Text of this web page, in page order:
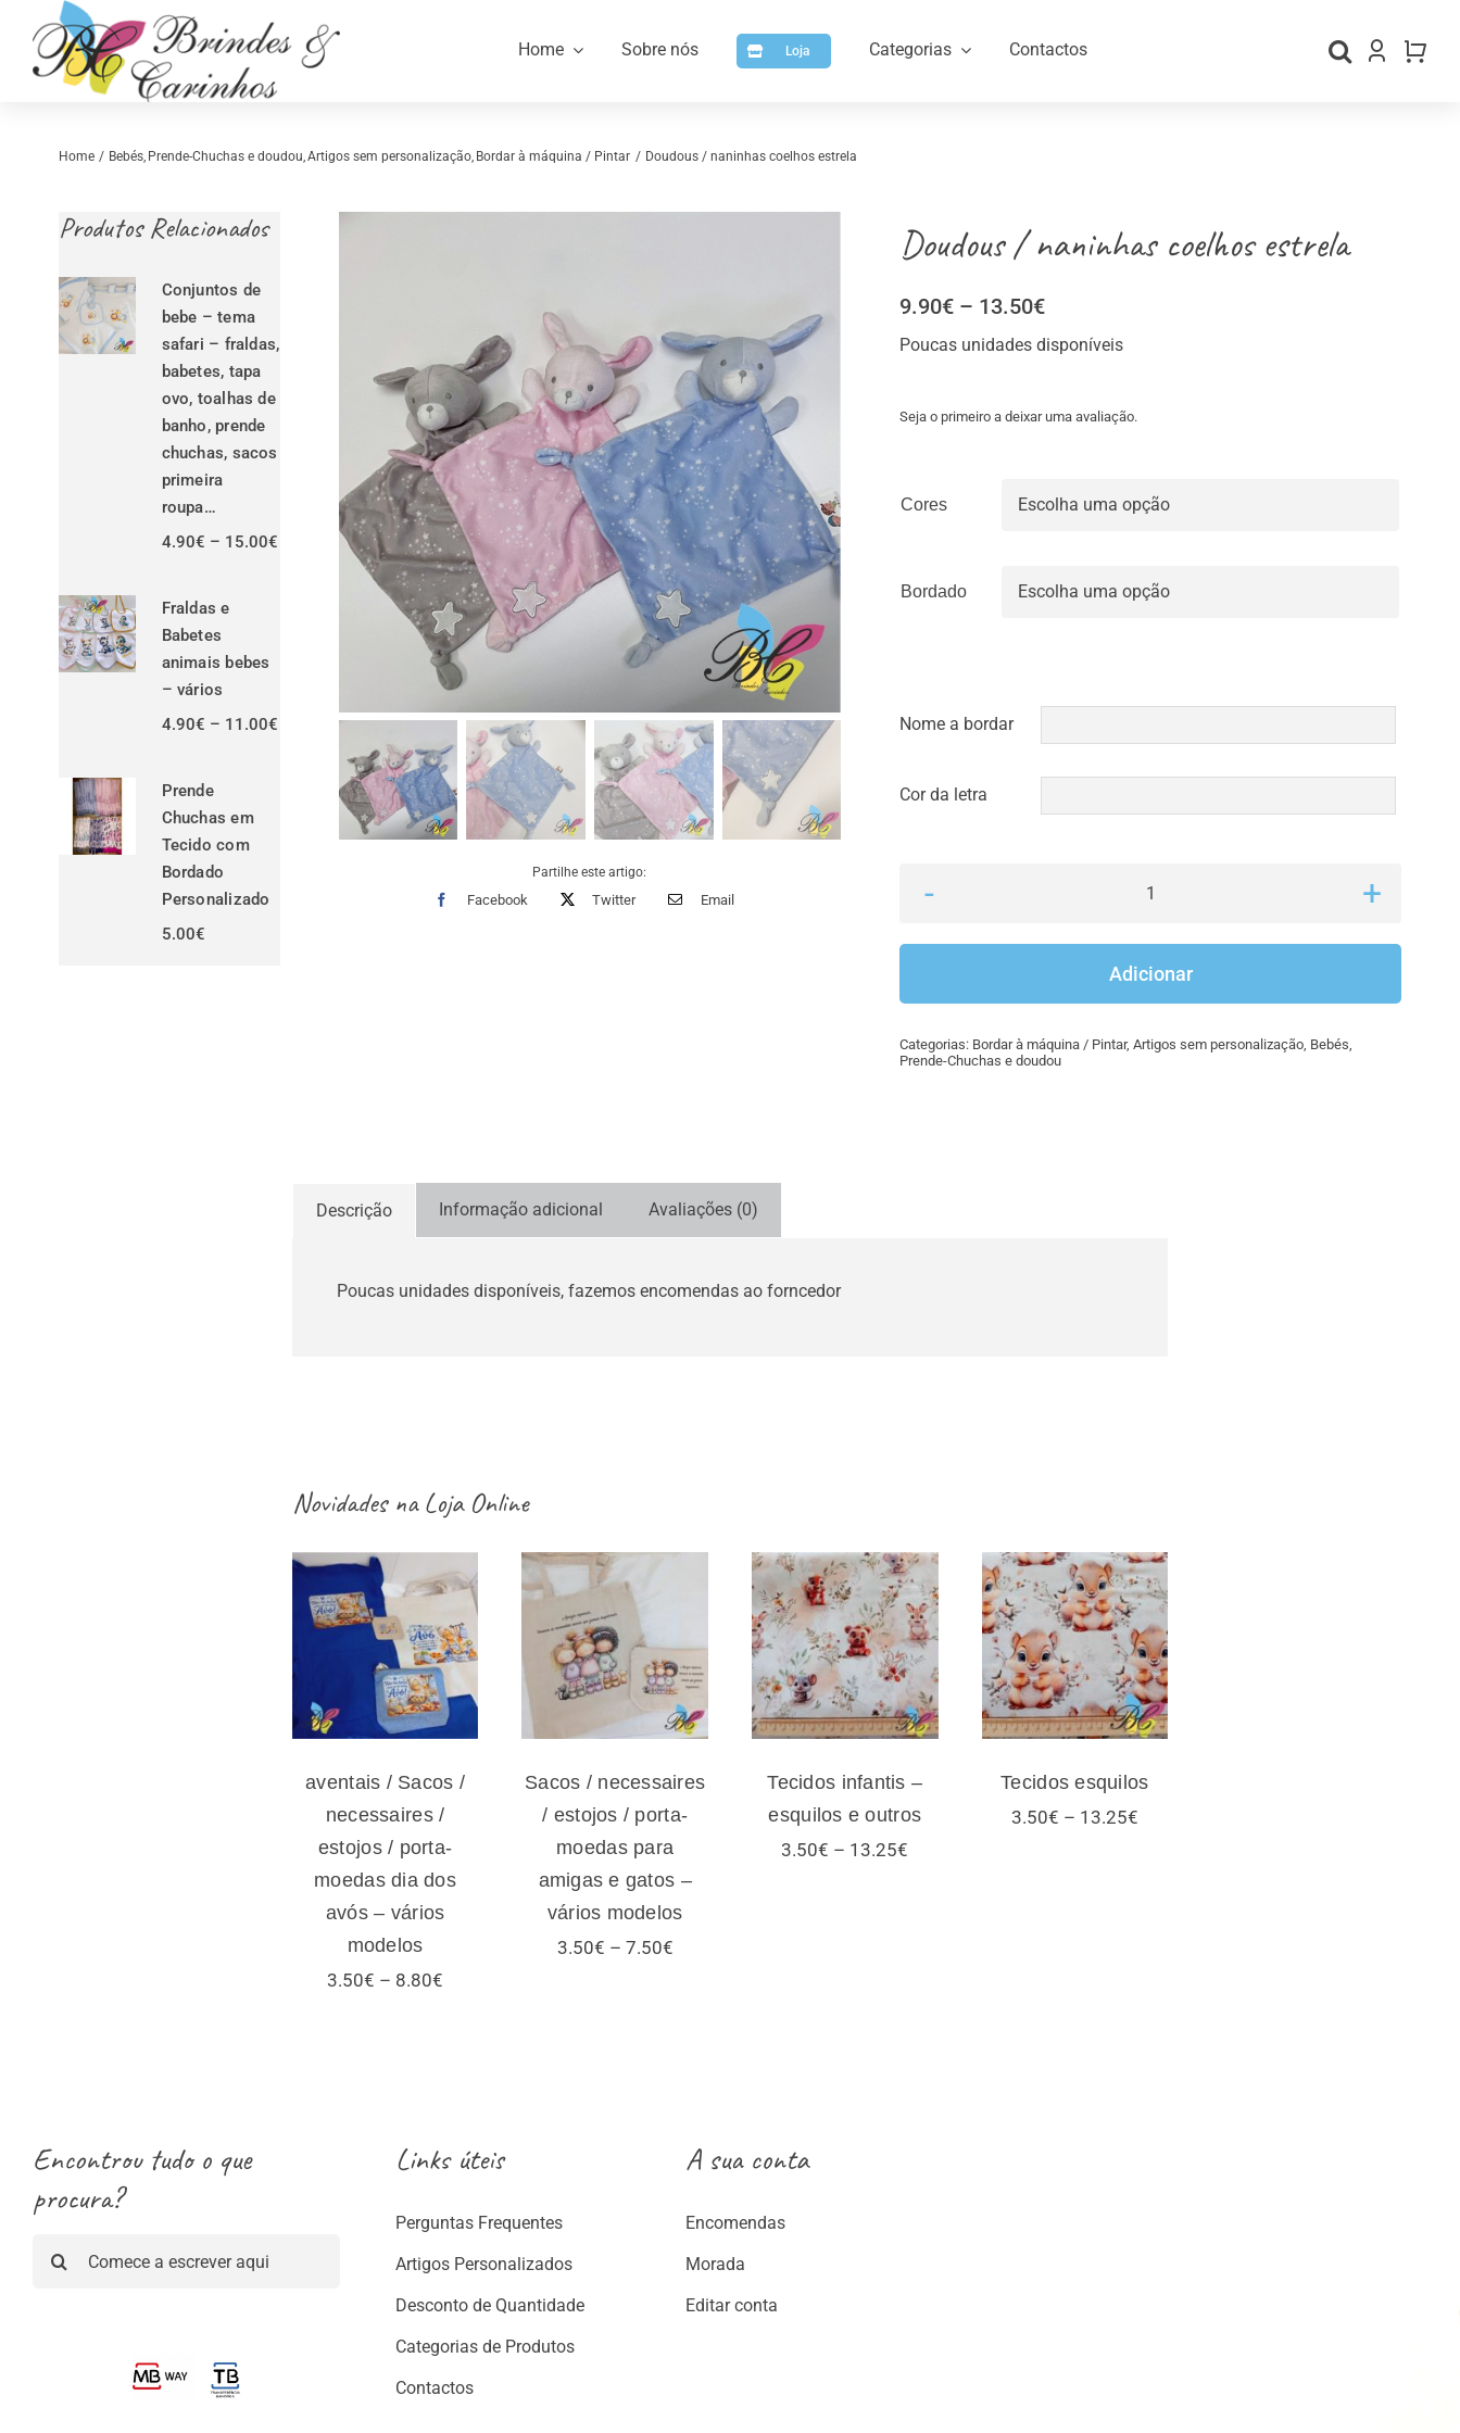
content
Home Sobre nós Loja Categorias
Costura Criativa Artigos para Personalizar
Contactos
Home Bebés Prende-Chuchas e doudou Artigos sem personalização Bordar à máquina / Pintar Doudous / naninhas coelhos estrela
Produtos Relacionados
Conjuntos de
bebe – tema
safari – fraldas,
babetes, tapa
ovo, toalhas de
banho, prende
chuchas, sacos
primeira
roupa…
4.90€ – 15.00€Price
Fraldas e
Babetes
animais bebes
– vários
4.90€ – 11.00€Price
Prende
Chuchas em
Tecido com
Bordado
Personalizado
5.00€
Partilhe este artigo:
Facebook Twitter Email
Doudous / naninhas coelhos estrela
9.90€ – 13.50€Price
range:
9.90€
13.50€
Poucas unidades disponíveis
Seja o primeiro a deixar uma avaliação.
Cores
Bordado
Nome a bordar
Cor da letra
Quantidade
Doudous
coelhos
Adicionar
Categorias: Bordar à máquina / Pintar, Artigos sem personalização, Bebés,
Prende-Chuchas e doudou
Descrição Informação adicional Avaliações (0)
Poucas unidades disponíveis, fazemos encomendas ao forncedor
Novidades naLoja Online
aventais / Sacos
/ necessaires /
estojos / porta-
moedas dia dos
avós – vários
modelos
aventais / Sacos /
necessaires /
estojos / porta-
moedas dia dos
avós – vários
modelos
3.50€ – 8.80€
Sacos /
necessaires /
estojos / porta-
moedas para
amigas e gatos –
vários modelos
Sacos / necessaires
/ estojos / porta-
moedas para
amigas e gatos –
vários modelos
3.50€ – 7.50€Price
Tecidos infantis
– esquilos e
outros
Tecidos infantis –
esquilos e outros
3.50€ – 13.25€
Tecidos esquilos
Tecidos esquilos
3.50€ – 13.25€Price
Encontrou tudo o que
procura?
Links úteis
Perguntas Frequentes
Artigos Personalizados
Desconto de Quantidade
Categorias de Produtos
Contactos
A sua conta
Encomendas
Morada
Editar conta